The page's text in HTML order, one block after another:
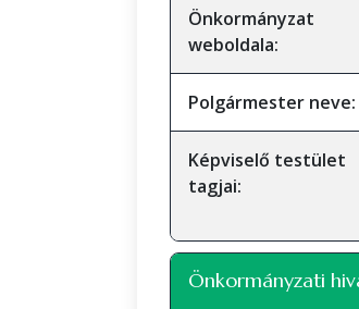
Önkormányzat
weboldala:
Polgármester neve:
Képviselő testület
tagjai:
Önkormányzati